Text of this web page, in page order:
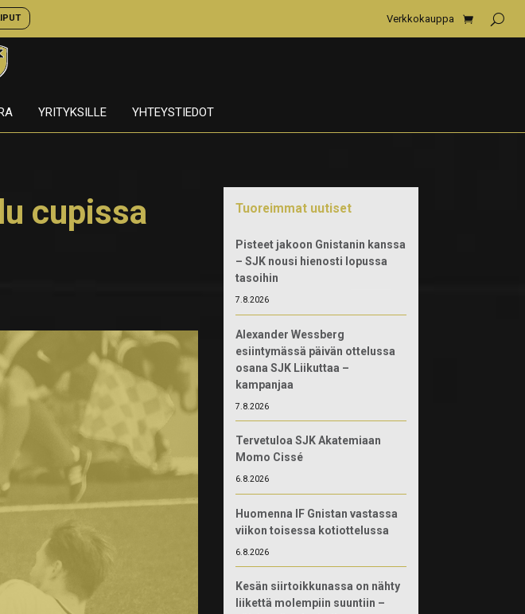
Verkkokauppa
YRITYKSILLE YHTEYSTIEDOT
cupissa
Tuoreimmat uutiset
Pisteet jakoon Gnistanin kanssa
– SJK nousi hienosti lopussa
tasoihin
7.8.2026
Alexander Wessberg
esiintymässä päivän ottelussa
osana SJK Liikuttaa –
kampanjaa
7.8.2026
Tervetuloa SJK Akatemiaan
Momo Cissé
6.8.2026
Huomenna IF Gnistan vastassa
viikon toisessa kotiottelussa
6.8.2026
Kesän siirtoikkunassa on nähty
liikettä molempiin suuntiin –